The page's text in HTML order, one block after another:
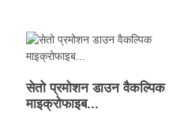
सेतो प्रमोशन डाउन वैकल्पिक
माइक्रोफाइब...